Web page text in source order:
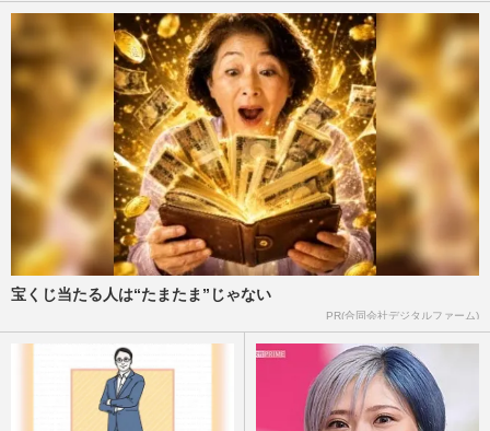
宝くじ当たる人は“たまたま”じゃない
PR(合同会社デジタルファーム)